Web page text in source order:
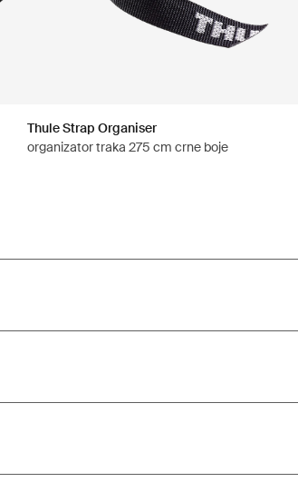
Thule Strap Organiser
organizator traka 275 cm crne boje